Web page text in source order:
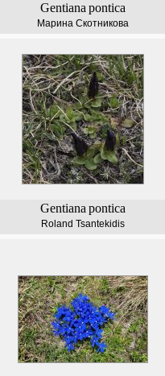
Gentiana pontica
Марина Скотникова
Gentiana pontica
Roland Tsantekidis